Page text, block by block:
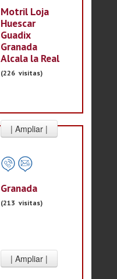
Motril Loja
Huescar
Guadix
Granada
Alcala la Real
(226 visitas)
Granada
(213 visitas)